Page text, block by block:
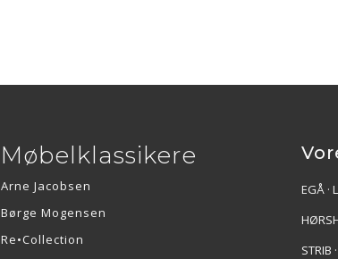
Møbelklassikere
Arne Jacobsen
Børge Mogensen
Re•Collection
EGÅ